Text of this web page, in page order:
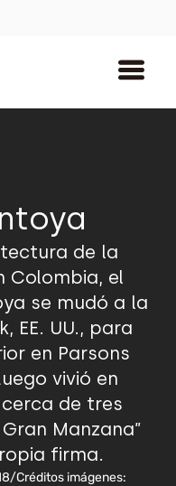
de la
Colombia, el
se mudó a la
EE. UU., para
en Parsons
vivió en
de tres
Manzana”
firma.
/Créditos imágenes: